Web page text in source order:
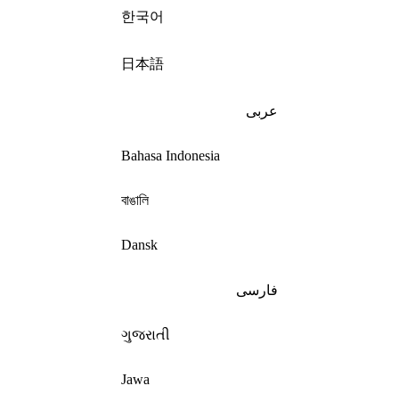
한국어
日本語
عربى
Bahasa Indonesia
বাঙালি
Dansk
فارسی
ગુજરાતી
Jawa